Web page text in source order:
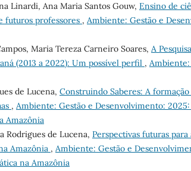
Linardi, Ana Maria Santos Gouw, Ensino de
futuros professores , Ambiente: Gestão e
Maria Tereza Carneiro Soares, A
(2013 a 2022): Um possível perfil ,
de Lucena, Construindo Saberes: A
, Ambiente: Gestão e Desenvolvimento:
Amazônia
Rodrigues de Lucena, Perspectivas futuras
Amazônia , Ambiente: Gestão e
na Amazônia